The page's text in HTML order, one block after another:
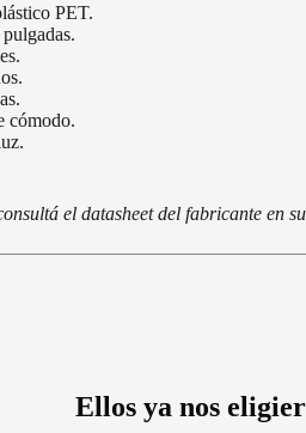
PET.
cómodo.
el datasheet del fabricante en
Ellos ya nos